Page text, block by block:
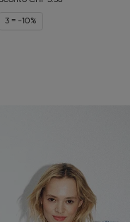
3 = -10%